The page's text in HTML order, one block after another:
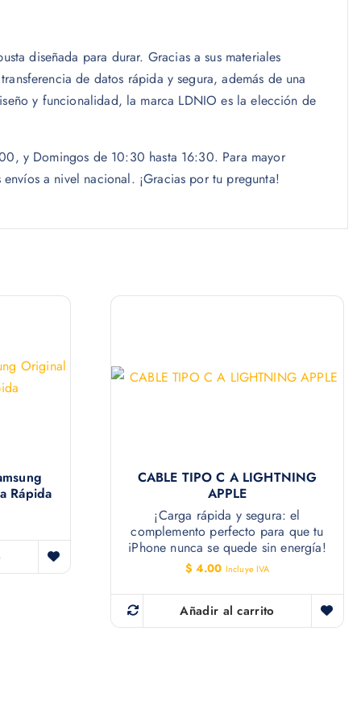
diseñada para durar. Gracias a sus materiales
de datos rápida y segura, además de una
y funcionalidad, la marca LDNIO es la elección de
y Domingos de 10:30 hasta 16:30. Para mayor
a nivel nacional. ¡Gracias por tu pregunta!
Rápida
CABLE TIPO C A LIGHTNING
APPLE
¡Carga rápida y segura: el
complemento perfecto para que tu
iPhone nunca se quede sin energía!
$ 4.00 Incluye IVA
Añadir al carrito